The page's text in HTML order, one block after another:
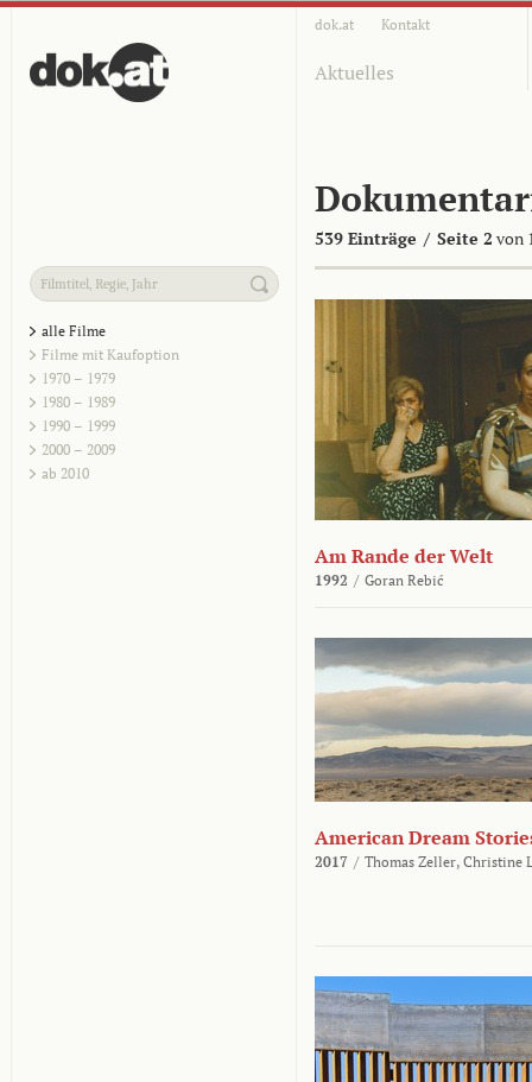
dok.at Kontakt
Aktuelles
539 Einträge / Seite 2 von
alle Filme
Filme mit Kaufoption
1970 – 1979
1980 – 1989
1990 – 1999
2000 – 2009
ab 2010
Am Rande der Welt
1992 / Goran Rebić
American Dream
2017 / Thomas Zeller, Christine